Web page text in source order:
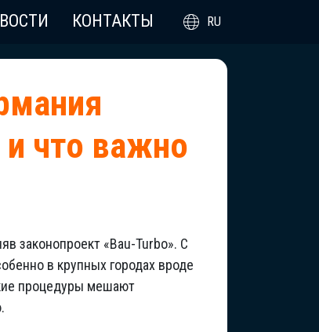
КОНТАКТЫ RU
и что важно
законопроект «Bau-Turbo». С
в крупных городах вроде
процедуры мешают